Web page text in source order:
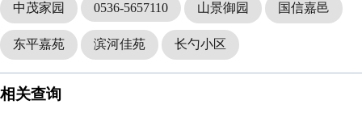
中茂家园 0536-5657110 山景御园 国信嘉邑
东平嘉苑 滨河佳苑 长勺小区
相关查询